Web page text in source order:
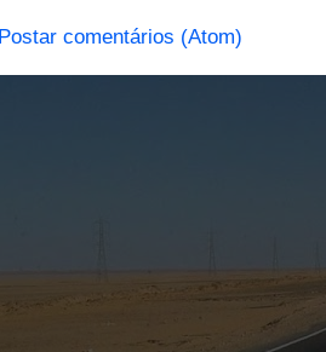
Postar comentários (Atom)